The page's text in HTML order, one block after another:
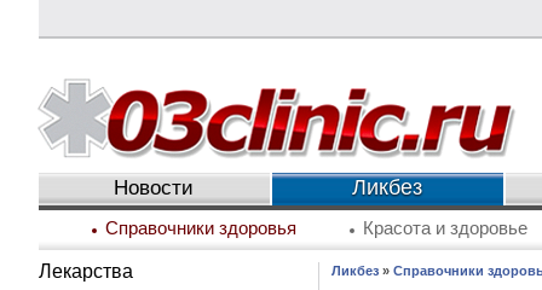
Новости Ликбез
Справочники здоровья Красота и здоровье
Лекарства
Ликбез» Справочники